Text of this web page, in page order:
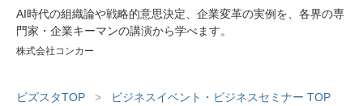
AI時代の組織論や戦略的意思決定、企業変革の実例を、各界の専
門家・企業キーマンの講演から学べます。
株式会社コンカー
ビズスタTOP >
ビジネスイベント・ビジネスセミナー TOP